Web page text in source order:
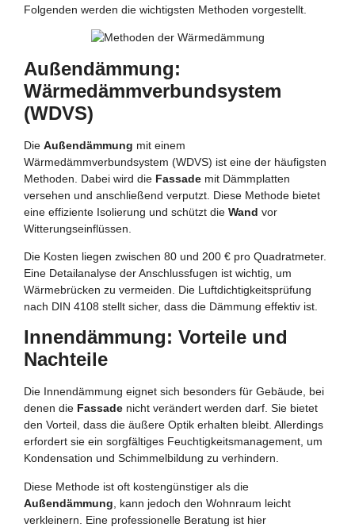
Folgenden werden die wichtigsten Methoden vorgestellt.
Außendämmung:
Wärmedämmverbundsystem
(WDVS)
Die Außendämmung mit einem
Wärmedämmverbundsystem (WDVS) ist eine der häufigsten
Methoden. Dabei wird die Fassade mit Dämmplatten
versehen und anschließend verputzt. Diese Methode bietet
eine effiziente Isolierung und schützt die Wand vor
Witterungseinflüssen.
Die Kosten liegen zwischen 80 und 200 € pro Quadratmeter.
Eine Detailanalyse der Anschlussfugen ist wichtig, um
Wärmebrücken zu vermeiden. Die Luftdichtigkeitsprüfung
nach DIN 4108 stellt sicher, dass die Dämmung effektiv ist.
Innendämmung: Vorteile und
Nachteile
Die Innendämmung eignet sich besonders für Gebäude, bei
denen die Fassade nicht verändert werden darf. Sie bietet
den Vorteil, dass die äußere Optik erhalten bleibt. Allerdings
erfordert sie ein sorgfältiges Feuchtigkeitsmanagement, um
Kondensation und Schimmelbildung zu verhindern.
Diese Methode ist oft kostengünstiger als die
Außendämmung , kann jedoch den Wohnraum leicht
verkleinern. Eine professionelle Beratung ist hier